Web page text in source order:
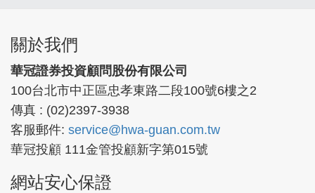
關於我們
華冠證券投資顧問股份有限公司
100台北市中正區忠孝東路二段100號6樓之2
傳真 : (02)2397-3938
客服郵件: service@hwa-guan.com.tw
華冠投顧 111金管投顧新字第015號
網站安心保證